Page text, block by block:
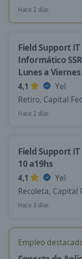
Hace 2 días
Field Support
Informático
Lunes a
4,1
Yel
Retiro, Capital
Hace 2 días
Field Support IT
10 a19hs
4,1
Yel
Recoleta, Capital
Hace 3 días
Empleo